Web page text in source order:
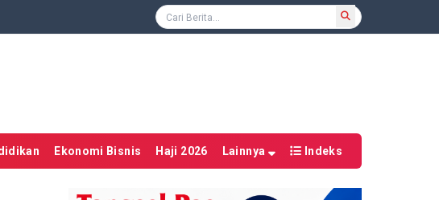
Ekonomi Bisnis Haji 2026 Lainnya Indeks